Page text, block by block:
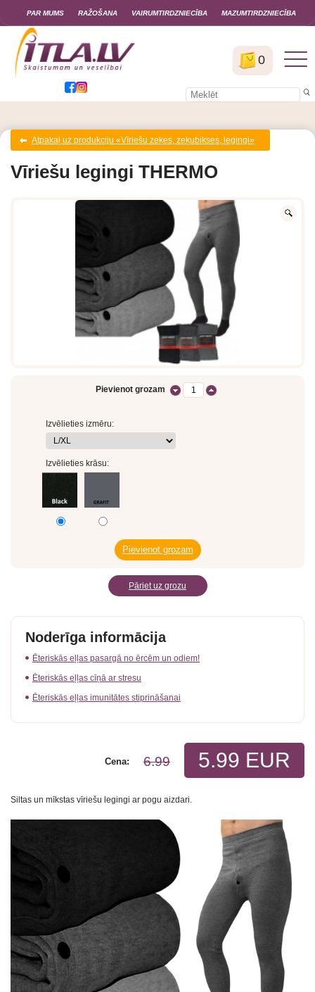
0
PAR MUMS RAŽOŠANA VAIRUMTIRDZNIECĪBA MAZUMTIRDZNIECĪBA
Atpakaļ uz produkciju «Vīriešu zeķes, zeķubikses, legingi»
Vīriešu legingi THERMO
Pievienot grozam
Izvēlieties izmēru:
Izvēlieties krāsu:
Pāriet uz grozu
Noderīga informācija
Ēteriskās eļļas pasargā no ērcēm un odiem!
Ēteriskās eļļas cīņā ar stresu
Ēteriskās eļļas imunitātes stiprināšanai
5.99 EUR
6.99
Cena:
Siltas un mīkstas vīriešu legingi ar pogu aizdari.